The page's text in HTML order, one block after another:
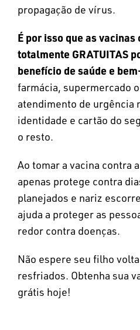
propagação de vírus.
É por isso que as
totalmente GRATUITAS
benefício de saúde e
farmácia, supermercado
atendimento de urgência
identidade e cartão do
o resto.
Ao tomar a vacina contra
apenas protege contra
planejados e nariz
ajuda a proteger as
redor contra doenças.
Não espere seu filho
resfriados. Obtenha sua
grátis hoje!